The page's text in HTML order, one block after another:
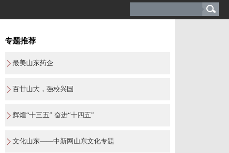
专题推荐
最美山东药企
百廿山大，强校兴国
辉煌“十三五” 奋进“十四五”
文化山东——中新网山东文化专题